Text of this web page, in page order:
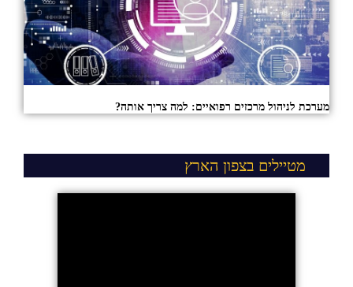
מערכת לניהול מרכזים רפואיים: למה צריך אותה?
מטיילים בצפון הארץ